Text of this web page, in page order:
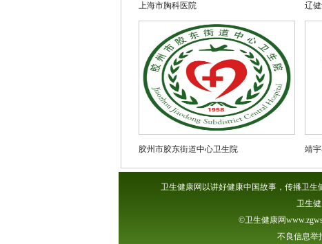
上海市胸科医院 辽
胶州市胶东街道中心卫生院 靖
卫生健康网以讲好健康中国故事，传播卫生
卫生
©卫生健康网
不良信息举